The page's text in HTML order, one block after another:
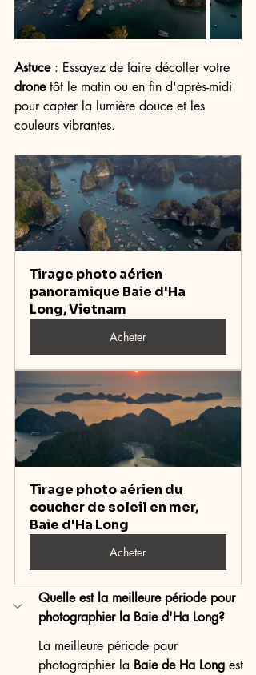
Astuce : Essayez de faire décoller votre
drone tôt le matin ou en fin d'après-midi
pour capter la lumière douce et les
couleurs vibrantes.
Tirage photo aérien
panoramique Baie d'Ha
Long, Vietnam
Acheter
Tirage photo aérien du
coucher de soleil en mer,
Baie d'Ha Long
Acheter
Quelle est la meilleure période pour
photographier la Baie d'Ha Long?
La meilleure période pour
photographier la Baie de Ha Long est